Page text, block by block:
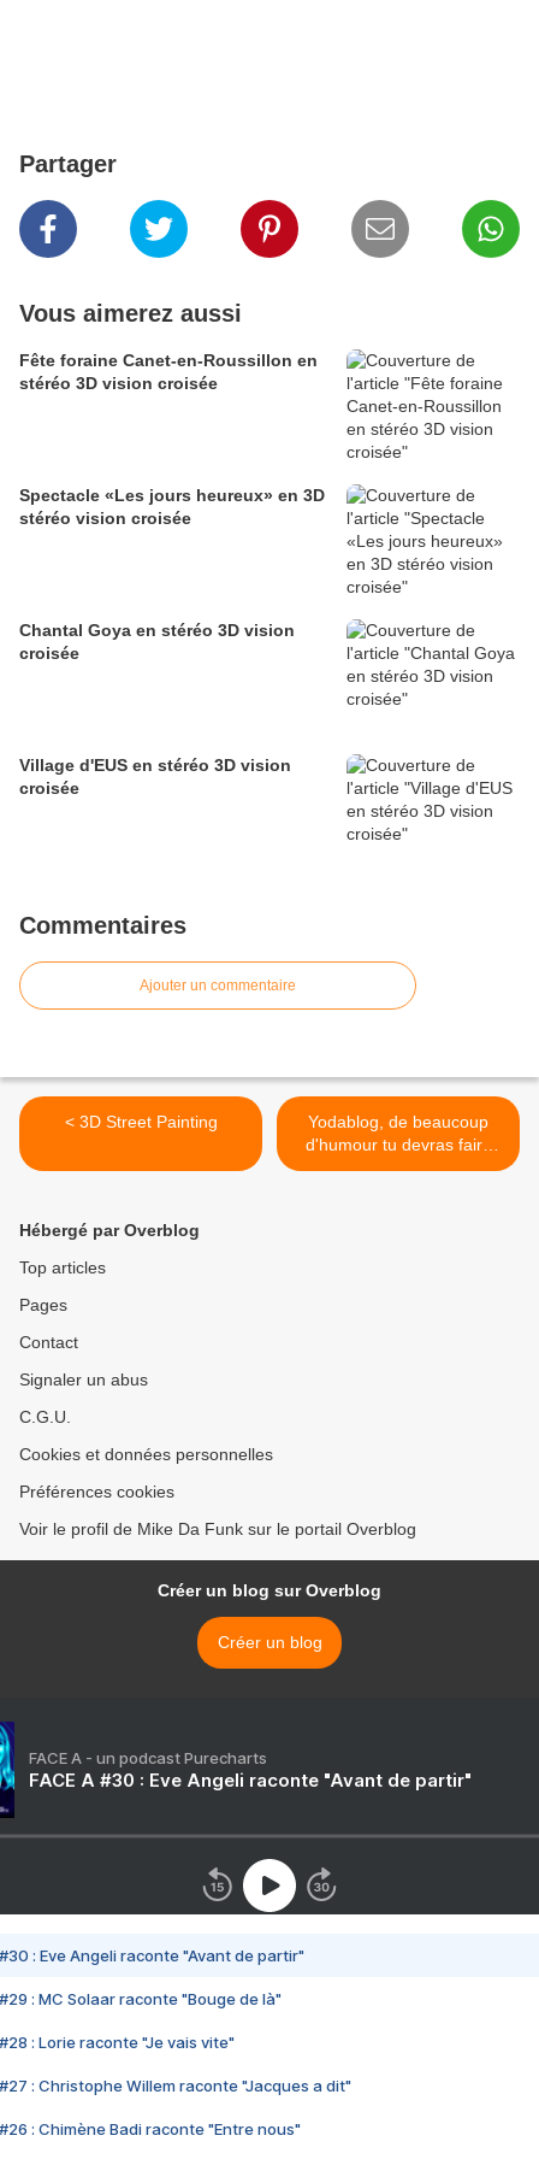
Partager
Vous aimerez aussi
Fête foraine Canet-en-Roussillon en
stéréo 3D vision croisée
Spectacle «Les jours heureux» en 3D
stéréo vision croisée
Chantal Goya en stéréo 3D vision
croisée
Village d'EUS en stéréo 3D vision
croisée
Commentaires
Ajouter un commentaire
< 3D Street Painting
Yodablog, de beaucoup
d'humour tu devras faire
preuve ;) >
Hébergé par Overblog
Top articles
Pages
Contact
Signaler un abus
C.G.U.
Cookies et données personnelles
Préférences cookies
Voir le profil de Mike Da Funk sur le portail Overblog
Créer un blog sur Overblog
Créer un blog
FACE A - un podcast Purecharts
FACE A #30 : Eve Angeli raconte "Avant de partir"
#30 : Eve Angeli raconte "Avant de partir"
#29 : MC Solaar raconte "Bouge de là"
#28 : Lorie raconte "Je vais vite"
#27 : Christophe Willem raconte "Jacques a dit"
#26 : Chimène Badi raconte "Entre nous"